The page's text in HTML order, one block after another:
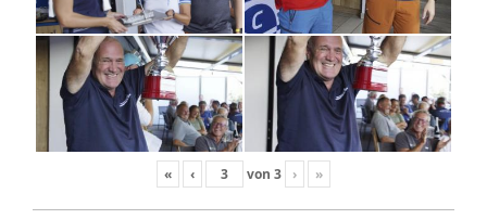
« ‹ von 3 › »